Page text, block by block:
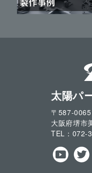
太陽パ
〒587-0065
大阪府堺市
TEL： 072-